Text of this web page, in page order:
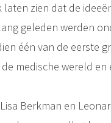
zien dat de
geleden werden
één van de eerste
medische wereld
Berkman en